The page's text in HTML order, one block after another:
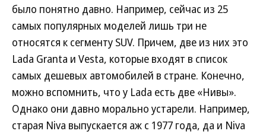
было понятно давно. Например, сейчас из 25
самых популярных моделей лишь три не
относятся к сегменту SUV. Причем, две из них это
Lada Granta и Vesta, которые входят в список
самых дешевых автомобилей в стране. Конечно,
можно вспомнить, что у Lada есть две «Нивы».
Однако они давно морально устарели. Например,
старая Niva выпускается аж с 1977 года, да и Niva